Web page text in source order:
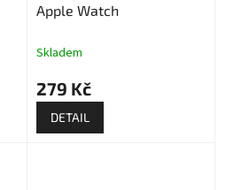
Apple Watch
Skladem
279 Kč
DETAIL